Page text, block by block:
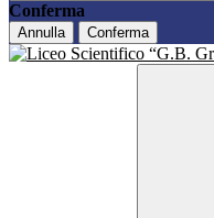
Conferma
Annulla Conferma